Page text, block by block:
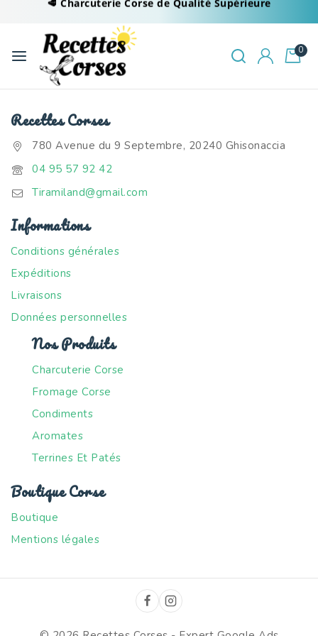
0
Recettes Corses
780 Avenue du 9 Septembre, 20240 Ghisonaccia
04 95 57 92 42
Tiramiland@gmail.com
Informations
Conditions générales
Expéditions
Livraisons
Données personnelles
Nos Produits
Charcuterie Corse
Fromage Corse
Condiments
Aromates
Terrines Et Patés
Boutique Corse
Boutique
Mentions légales